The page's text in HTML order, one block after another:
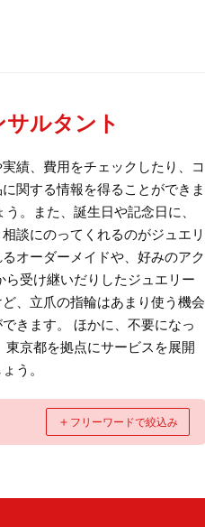
ルタント
績、費用をチェックしたり、コ
関する情報を得ることができま
。また、誕生日や記念日に、
談にのってくれるのがジュエリ
オーダーメイドや、好みのアク
受け継いだりしたジュエリー
、立爪の指輪はあまり使う機会
きます。 ほかに、不要になっ
京都を拠点にサービスを展開
う。
＋ フリーワードで絞込み